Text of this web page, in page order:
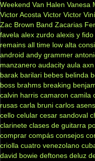
Weekend Van Halen Vanesa
Victor Acosta Victor Victor
Zac Brown Band Zacarias
favela alex zurdo alexis y fido
remains all time low alta
android andy grammer
manzanero audacity aula axn
barak barilari bebes belinda
boss brahms breaking
calvin harris camaron camila
rusas carla bruni carlos
cello celular cesar sandoval
clarinete clases de guitarra
comprar compás consejos
criolla cuatro venezolano
david bowie deftones deluz